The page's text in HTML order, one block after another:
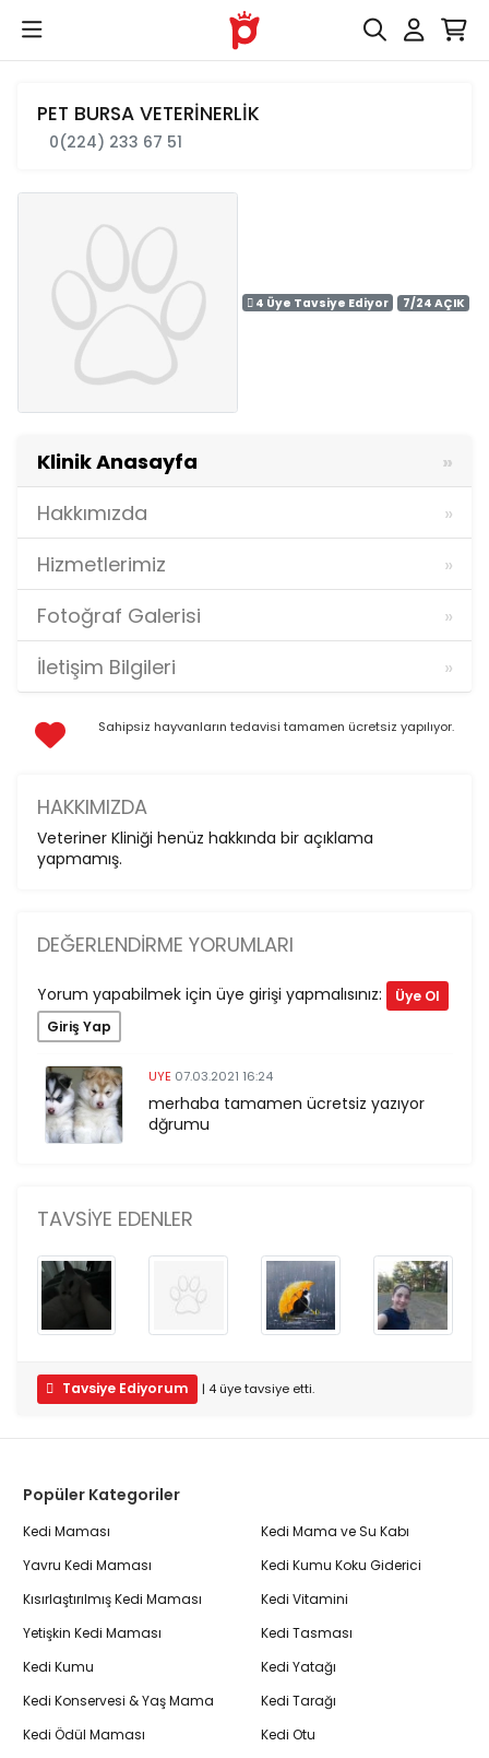
PET BURSA VETERİNERLİK
0(224) 233 67 51
4 Üye Tavsiye Ediyor 7/24 AÇIK
Klinik Anasayfa
Hakkımızda
Hizmetlerimiz
Fotoğraf Galerisi
İletişim Bilgileri
Sahipsiz hayvanların tedavisi tamamen ücretsiz yapılıyor.
HAKKIMIZDA
Veteriner Kliniği henüz hakkında bir açıklama
yapmamış.
DEĞERLENDIRME YORUMLARI
Yorum yapabilmek için üye girişi yapmalısınız:
Üye Ol
Giriş Yap
UYE 07.03.2021 16:24
merhaba tamamen ücretsiz yazıyor
dğrumu
TAVSIYE EDENLER
Tavsiye Ediyorum | 4üyetavsiye etti.
Popüler Kategoriler
Kedi Maması
Yavru Kedi Maması
Kısırlaştırılmış Kedi Maması
Yetişkin Kedi Maması
Kedi Kumu
Kedi Konservesi & Yaş Mama
Kedi Ödül Maması
Kedi Mama ve Su Kabı
Kedi Kumu Koku Giderici
Kedi Vitamini
Kedi Tasması
Kedi Yatağı
Kedi Tarağı
Kedi Otu